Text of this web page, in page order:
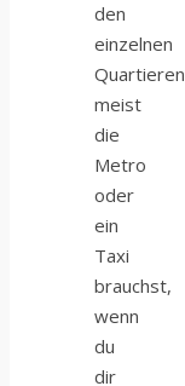
den
einzelnen
Quartieren
meist
die
Metro
oder
ein
Taxi
brauchst,
wenn
du
dir